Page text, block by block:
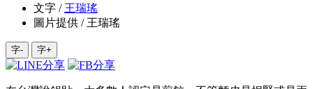
文字 / 王瑞瑤
圖片提供 / 王瑞瑤
字- 字+